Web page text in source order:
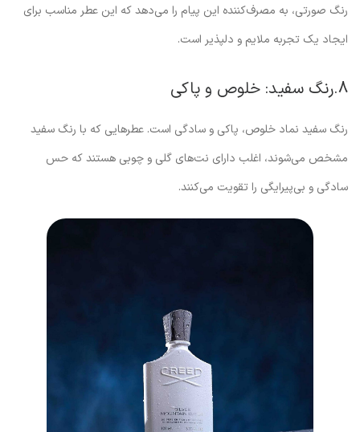
رنگ صورتی، به مصرف‌کننده این پیام را می‌دهد که این عطر مناسب برای
ایجاد یک تجربه ملایم و دلپذیر است.
8.رنگ سفید: خلوص و پاکی
رنگ سفید نماد خلوص، پاکی و سادگی است. عطرهایی که با رنگ سفید
مشخص می‌شوند، اغلب دارای نت‌های گلی و چوبی هستند که حس
سادگی و بی‌پیرایگی را تقویت می‌کنند.